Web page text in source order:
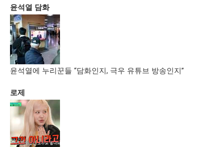
윤석열 담화
윤석열에 누리꾼들 “담화인지, 극우 유튜브 방송인지”
로제